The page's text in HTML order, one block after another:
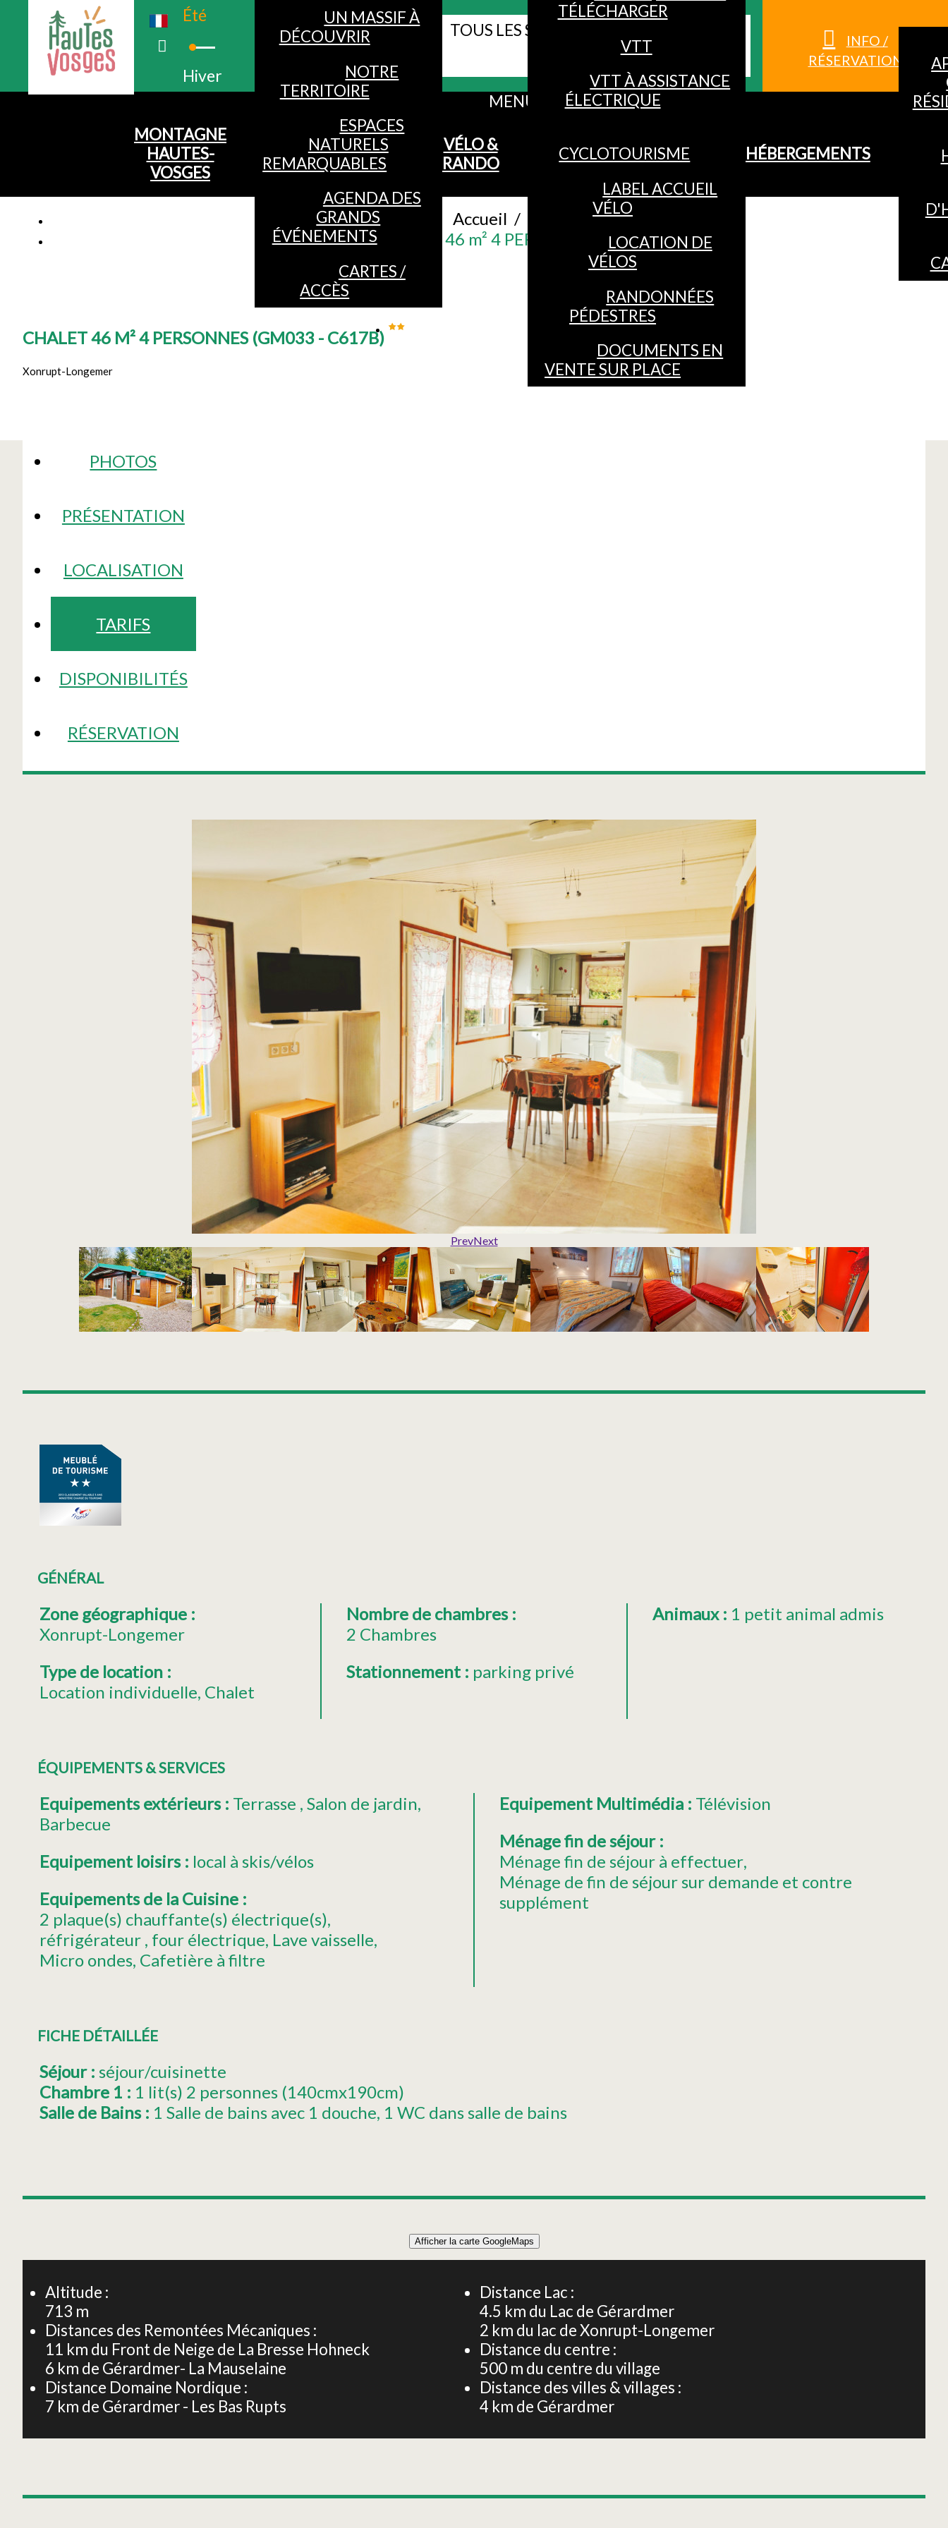
Été
Hiver
Webcams
TOUS LES SITES WEB DES HAUTES-
INFO /
RÉSERVATION
MENU
MONTAGNE
HAUTES-
VOSGES
UN MASSIF À
DÉCOUVRIR
NOTRE
TERRITOIRE
ESPACES
NATURELS
REMARQUABLES
AGENDA DES
GRANDS
ÉVÉNEMENTS
CARTES /
ACCÈS
VÉLO &
RANDO
TÉLÉCHARGER
VTT
VTT À ASSISTANCE
ÉLECTRIQUE
CYCLOTOURISME
LABEL ACCUEIL
VÉLO
LOCATION DE
VÉLOS
RANDONNÉES
PÉDESTRES
DOCUMENTS EN
VENTE SUR PLACE
HÉBERGEMENTS
Accueil /
CHALET 46 m² 4 PERSONNES
CHALET 46 M² 4 PERSONNES (GM033 - C617B)
Xonrupt-Longemer
PHOTOS
PRÉSENTATION
LOCALISATION
TARIFS
DISPONIBILITÉS
RÉSERVATION
PrevNext
GÉNÉRAL
Zone géographique :
Xonrupt-Longemer
Type de location :
Location individuelle Chalet
Nombre de chambres :
2 Chambres
Stationnement : parking privé
Animaux : 1 petit animal admis
ÉQUIPEMENTS & SERVICES
Equipements extérieurs : Terrasse Salon de jardin
Barbecue
Equipement loisirs : local à skis/vélos
Equipements de la Cuisine :
2 plaque(s) chauffante(s) électrique(s)
réfrigérateur four électrique Lave vaisselle
Micro ondes Cafetière à filtre
Equipement Multimédia : Télévision
Ménage fin de séjour :
Ménage fin de séjour à effectuer
Ménage de fin de séjour sur demande et contre
supplément
FICHE DÉTAILLÉE
Séjour : séjour/cuisinette
Chambre 1 : 1 lit(s) 2 personnes (140cmx190cm)
Salle de Bains : 1 Salle de bains avec 1 douche 1 WC dans salle de bains
CHALET 46 m² 4 PERSONNES
Afficher la carte GoogleMaps
Altitude :
713 m
Distances des Remontées Mécaniques :
11 km du Front de Neige de La Bresse Hohneck
6 km de Gérardmer- La Mauselaine
Distance Domaine Nordique :
7 km de Gérardmer - Les Bas Rupts
Distance Lac :
4.5 km du Lac de Gérardmer
2 km du lac de Xonrupt-Longemer
Distance du centre :
500 m du centre du village
Distance des villes & villages :
4 km de Gérardmer